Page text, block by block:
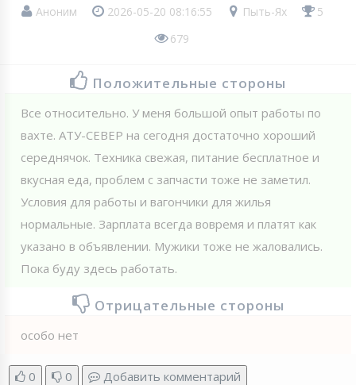
Аноним 2026-05-20 08:16:55 Пыть-Ях
5
679
Положительные стороны
Все относительно. У меня большой опыт работы по
вахте. АТУ-СЕВЕР на сегодня достаточно хороший
середнячок. Техника свежая, питание бесплатное и
вкусная еда, проблем с запчасти тоже не заметил.
Условия для работы и вагончики для жилья
нормальные. Зарплата всегда вовремя и платят как
указано в объявлении. Мужики тоже не жаловались.
Пока буду здесь работать.
Отрицательные стороны
особо нет
0 0 Добавить комментарий